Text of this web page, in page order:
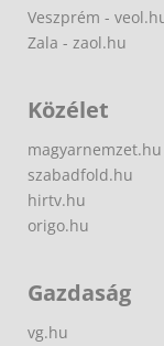
Veszprém -
Zala - zaol.hu
Közélet
magyarnemzet.hu
szabadfold.hu
hirtv.hu
origo.hu
Gazdaság
vg.hu